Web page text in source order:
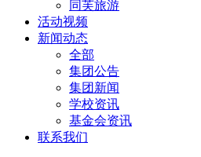
同芙旅游
活动视频
新闻动态
全部
集团公告
集团新闻
学校资讯
基金会资讯
联系我们